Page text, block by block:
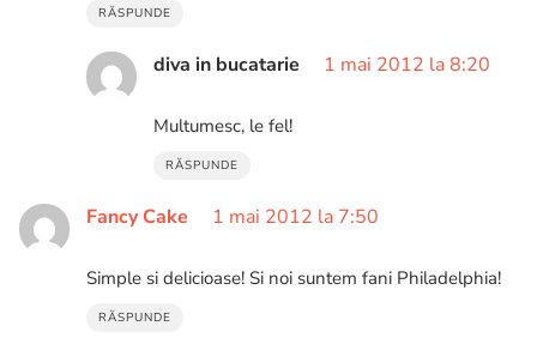
RĂSPUNDE
diva in bucatarie 1 mai 2012 la 8:20
Multumesc, le fel!
RĂSPUNDE
Fancy Cake 1 mai 2012 la 7:50
Simple si delicioase! Si noi suntem fani Philadelphia!
RĂSPUNDE